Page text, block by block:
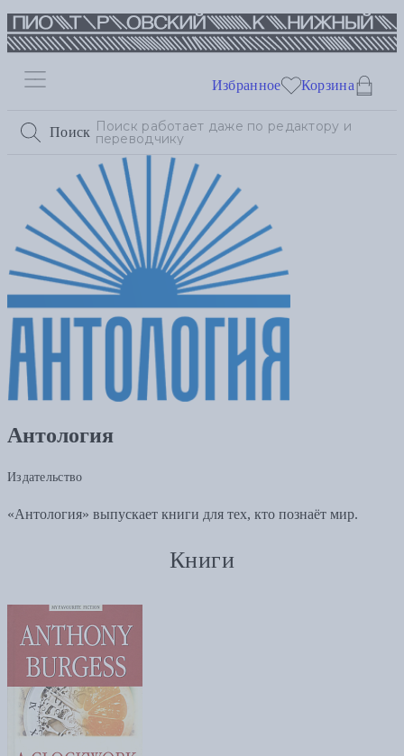
Поиск
Избранное Корзина
Антология
Издательство
«Антология» выпускает книги для тех, кто познаёт мир.
Книги